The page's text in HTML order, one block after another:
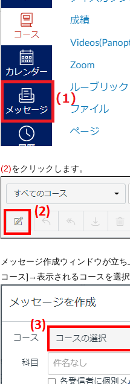
(2)をクリックします。
メッセージ作成ウィンドウが立
コース]→表示されるコースを選